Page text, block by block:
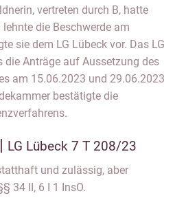
vertreten durch B, hatte
die Beschwerde am
sie dem LG Lübeck vor. Das LG
die Anträge auf Aussetzung des
am 15.06.2023 und 29.06.2023
bestätigte die
LG Lübeck 7 T 208/23
und zulässig, aber
34 II, 6 I 1 InsO.